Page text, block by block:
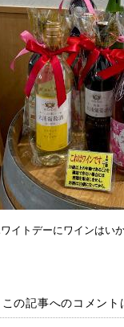
イトデーにワインはい
この記事へのコメント